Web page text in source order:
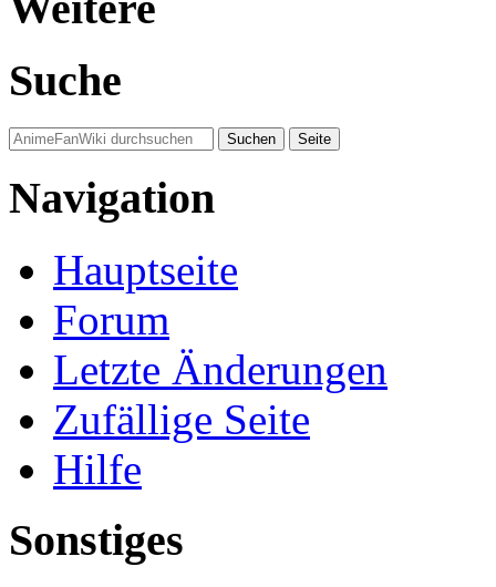
Suche
Navigation
Hauptseite
Forum
Letzte Änderungen
Zufällige Seite
Hilfe
Sonstiges